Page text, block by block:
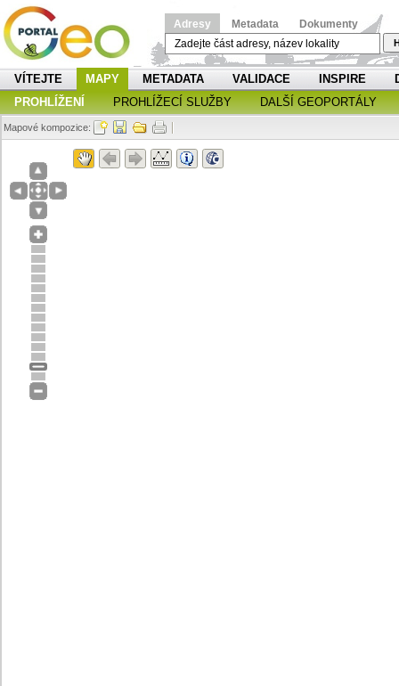
Adresy Metadata Dokumenty
VÍTEJTE MAPY METADATA VALIDACE INSPIRE
PROHLÍŽENÍ
PROHLÍŽECÍ SLUŽBY DALŠÍ GEOPORTÁLY
Mapové kompozice: